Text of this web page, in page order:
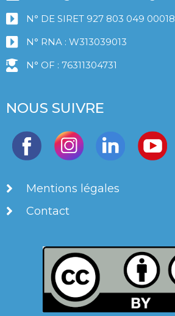
N° DE SIRET 927 803 049 00018
N° RNA : W313039013
N° OF : 76311304731
NOUS SUIVRE
Mentions légales
Contact